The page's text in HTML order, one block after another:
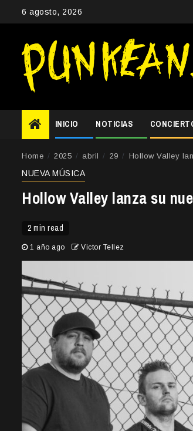
6 agosto, 2026
INICIO NOTICIAS
Home 2025 abril 29 Hollow Valley
NUEVA MÚSICA
Hollow Valley lanza su
2 min read
1 año ago Victor Tellez